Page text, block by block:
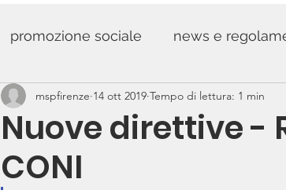
promozione sociale news e
Nuove direttive -
CONI
mspfirenze 14 ott 2019 Tempo di lettura: 1 min